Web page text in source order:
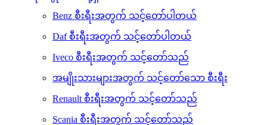
Benz စီးရီးအတွက် သင့်တော်ပါတယ်
Daf စီးရီးအတွက် သင့်တော်ပါတယ်
Iveco စီးရီးအတွက် သင့်တော်သည်
အမျိုးသားများအတွက် သင့်တော်သော စီးရီး
Renault စီးရီးအတွက် သင့်တော်သည်
Scania စီးရီးအတွက် သင့်တော်သည်